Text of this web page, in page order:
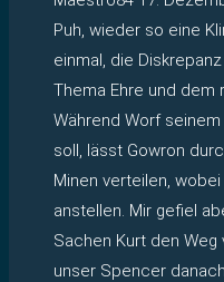
Puh, wieder so eine
einmal, die
Thema Ehre und dem
Während Worf
soll, lässt Gowron
Minen verteilen,
anstellen. Mir gefiel
Sachen Kurt den
unser Spencer